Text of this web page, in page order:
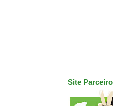
Site Parceiro